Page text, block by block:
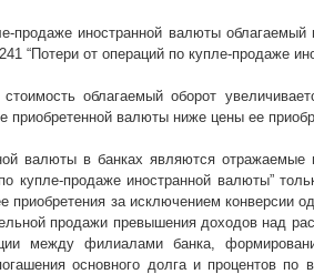
продаже иностранной валюты облагаемый
“Потери от операций по купле-продаже
облагаемый оборот
приобретенной валюты ниже цены ее
валюты в банках являются отражаемые
купле-продаже иностранной валюты”
за исключением конверсии
продажи превышения доходов над
между филиалами банка,
основного долга и процентов по